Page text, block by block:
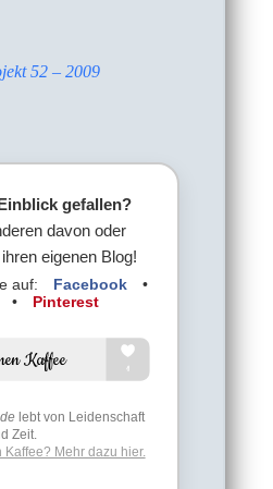
52 – 2009
gefallen?
davon oder
eigenen Blog!
auf: Facebook
•
• Pinterest
lebt von Leidenschaft
Zeit.
Mehr dazu hier.